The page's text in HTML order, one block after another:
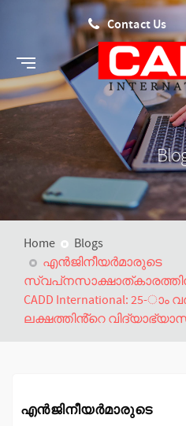
Contact Us
Home
Blogs
എൻജിനീയർമാരുടെ
CADD International: 25-
ലക്ഷത്തിൻ്റെ
എൻജിനീയർമാരുടെ